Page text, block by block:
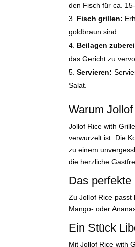
den Fisch für ca.
Fisch grillen:
goldbraun sind.
Beilagen
das Gericht zu
Servieren:
Salat.
Warum
Jollof Rice with
verwurzelt ist. Die
zu einem
die herzliche
Das
Zu Jollof Rice
Mango- oder
Ein Stück
Mit Jollof Rice with